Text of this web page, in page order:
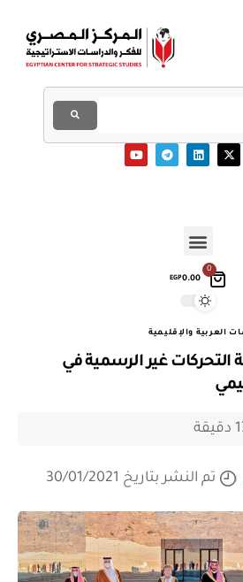
0
EGP0.00
العربية والإقليمية
التحركات غير الرسمية في
تم النشر بتاريخ 30/01/2021